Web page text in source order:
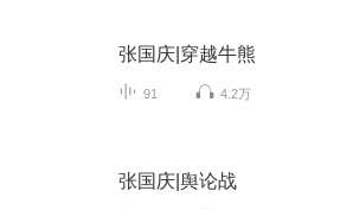
张国庆|穿越牛熊
91 4.2万
张国庆|舆论战